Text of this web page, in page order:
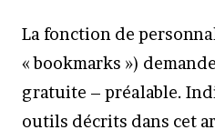
La fonction de
« bookmarks »)
gratuite – préalable.
outils décrits dans cet